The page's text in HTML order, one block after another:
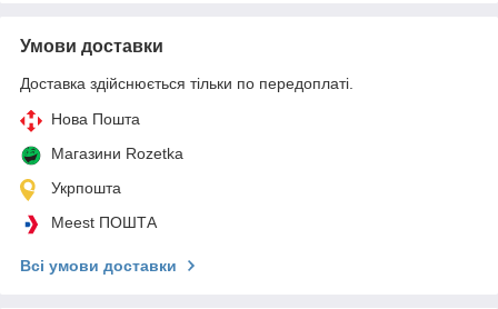
Умови доставки
Доставка здійснюється тільки по передоплаті.
Нова Пошта
Магазини Rozetka
Укрпошта
Meest ПОШТА
Всі умови доставки